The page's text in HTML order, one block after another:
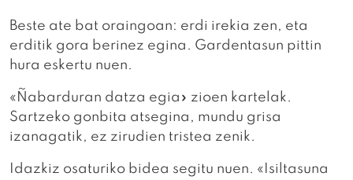
Beste ate bat oraingoan: erdi irekia zen, eta
erditik gora berinez egina. Gardentasun pittin
hura eskertu nuen.
«Ñabarduran datza egia» zioen kartelak.
Sartzeko gonbita atsegina, mundu grisa
izanagatik, ez zirudien tristea zenik.
Idazkiz osaturiko bidea segitu nuen. «Isiltasuna